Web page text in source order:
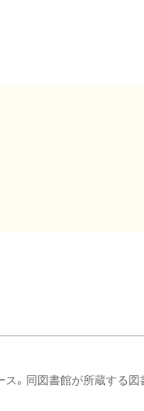
。同図書館が所蔵する図